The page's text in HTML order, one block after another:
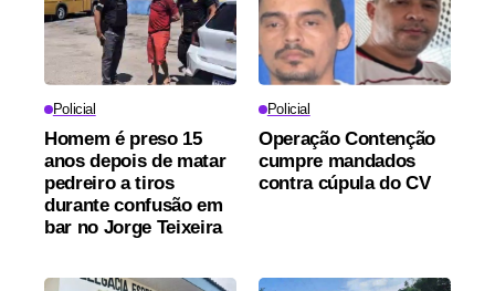
Policial
Homem é preso 15
anos depois de matar
pedreiro a tiros
durante confusão em
bar no Jorge Teixeira
Policial
Operação Contenção
cumpre mandados
contra cúpula do CV